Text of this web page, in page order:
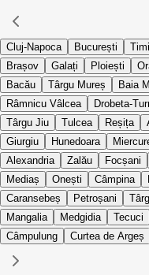
Cluj-Napoca București
Brașov
Galați Ploiești
Bacău
Târgu Mureș Baia
Râmnicu Vâlcea
Drobeta-
Târgu Jiu
Tulcea Reșița
Giurgiu
Hunedoara
Alexandria
Zalău Focșani
Mediaș
Onești Câmpina
Caransebeș
Petroșani
Mangalia
Medgidia Tecuci
Câmpulung
Curtea de Argeș